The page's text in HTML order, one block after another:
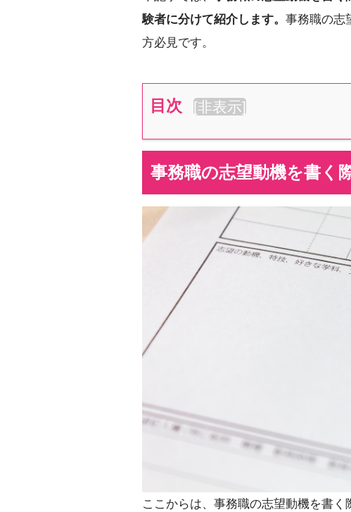
験者に分けて紹介します。 事務職の志
方必見です。
目次 [非表示]
事務職の志望動機を書く
ここからは、事務職の志望動機を書く